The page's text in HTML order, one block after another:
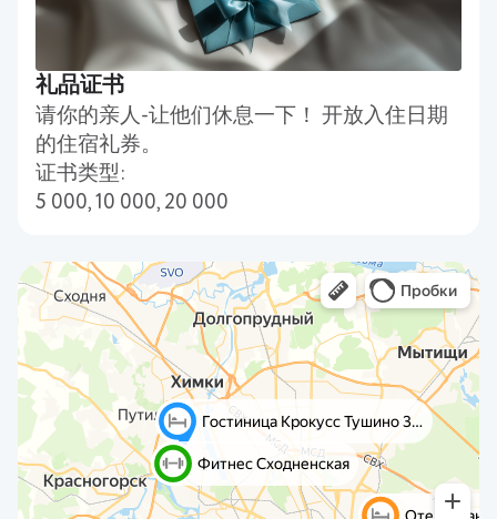
礼品证书
请你的亲人-让他们休息一下！ 开放入住日期
的住宿礼券。
证书类型:
5 000, 10 000, 20 000